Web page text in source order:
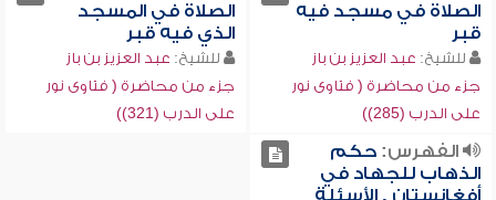
الصلاة في مسجد فيه
قبر
للشيخ: عبد العزيز بن باز
جزء من محاضرة ( فتاوى نور
على الدرب (285))
الصلاة في المسجد
الذي فيه قبر
للشيخ: عبد العزيز بن باز
جزء من محاضرة ( فتاوى نور
على الدرب (321))
الفهرس:حكم
الذهاب للجهاد في
أفغانستان , الأسئلة